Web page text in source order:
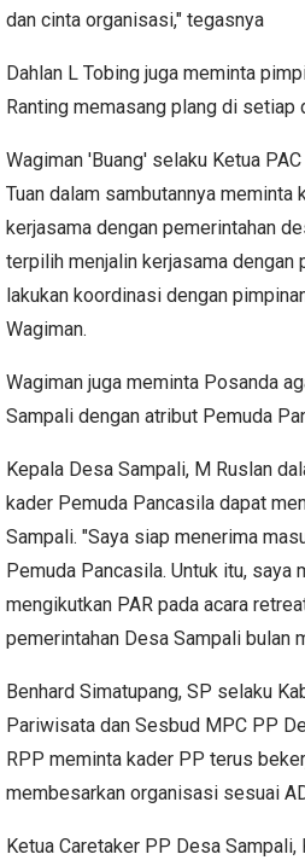
dan cinta organisasi," tegasnya
Dahlan L Tobing juga meminta
Ranting memasang plang di setiap
Wagiman 'Buang' selaku Ketua
Tuan dalam sambutannya meminta
kerjasama dengan pemerintahan
terpilih menjalin kerjasama dengan
lakukan koordinasi dengan
Wagiman.
Wagiman juga meminta Posanda
Sampali dengan atribut Pemuda
Kepala Desa Sampali, M Ruslan
kader Pemuda Pancasila dapat
Sampali. "Saya siap menerima
Pemuda Pancasila. Untuk itu, saya
mengikutkan PAR pada acara
pemerintahan Desa Sampali bulan
Benhard Simatupang, SP selaku
Pariwisata dan Sesbud MPC PP
RPP meminta kader PP terus
membesarkan organisasi sesuai
Ketua Caretaker PP Desa